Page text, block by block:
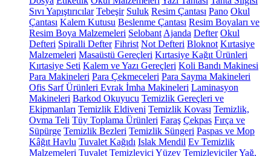
Sıvı Yapıştırıcılar Tebeşir Suluk Resim Çantası Pano Okul
Çantası Kalem Kutusu Beslenme Çantası Resim Boyaları ve
Resim Boya Malzemeleri Selobant Ajanda Defter Okul
Defteri Spiralli Defter Fihrist Not Defteri Bloknot Kırtasiye
Malzemeleri Masaüstü Gereçleri Kırtasiye Kağıt Ürünleri
Kırtasiye Seti Kalem ve Yazı Gereçleri Koli Bandı Makinesi
Para Makineleri Para Çekmeceleri Para Sayma Makineleri
Ofis Sarf Ürünleri Evrak İmha Makineleri Laminasyon
Makineleri Barkod Okuyucu Temizlik Gereçleri ve
Ekipmanları Temizlik Eldiveni Temizlik Kovası Temizlik,
Ovma Teli Tüy Toplama Ürünleri Faraş Çekpas Fırça ve
Süpürge Temizlik Bezleri Temizlik Süngeri Paspas ve Mop
Kâğıt Havlu Tuvalet Kağıdı Islak Mendil Ev Temizlik
Malzemeleri Tuvalet Temizleyici Yüzey TemizleyicilerYağ,